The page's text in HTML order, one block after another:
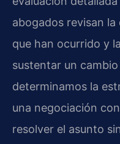
abogados revisan
que han ocurrido y
sustentar un
determinamos la
una negociación
resolver el asunto